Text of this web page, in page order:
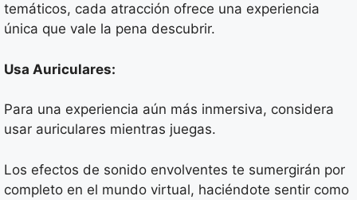
temáticos, cada atracción ofrece una experiencia
única que vale la pena descubrir.
Usa Auriculares:
Para una experiencia aún más inmersiva, considera
usar auriculares mientras juegas.
Los efectos de sonido envolventes te sumergirán por
completo en el mundo virtual, haciéndote sentir como